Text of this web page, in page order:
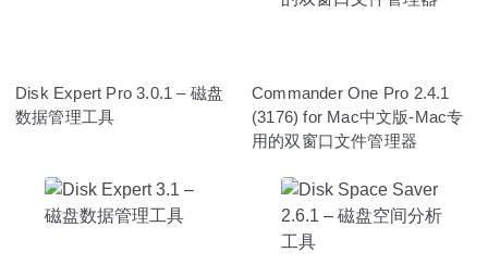
Disk Expert Pro 3.0.1 – 磁盘
数据管理工具
Commander One Pro 2.4.1
(3176) for Mac中文版-Mac专
用的双窗口文件管理器